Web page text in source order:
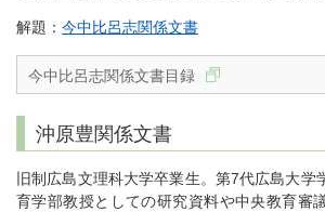
解題： 今中比呂志関係文書
今中比呂志関係文書目録
沖原豊関係文書
旧制広島文理科大学卒業生。第7代広島大学
育学部教授としての研究資料や中央教育審